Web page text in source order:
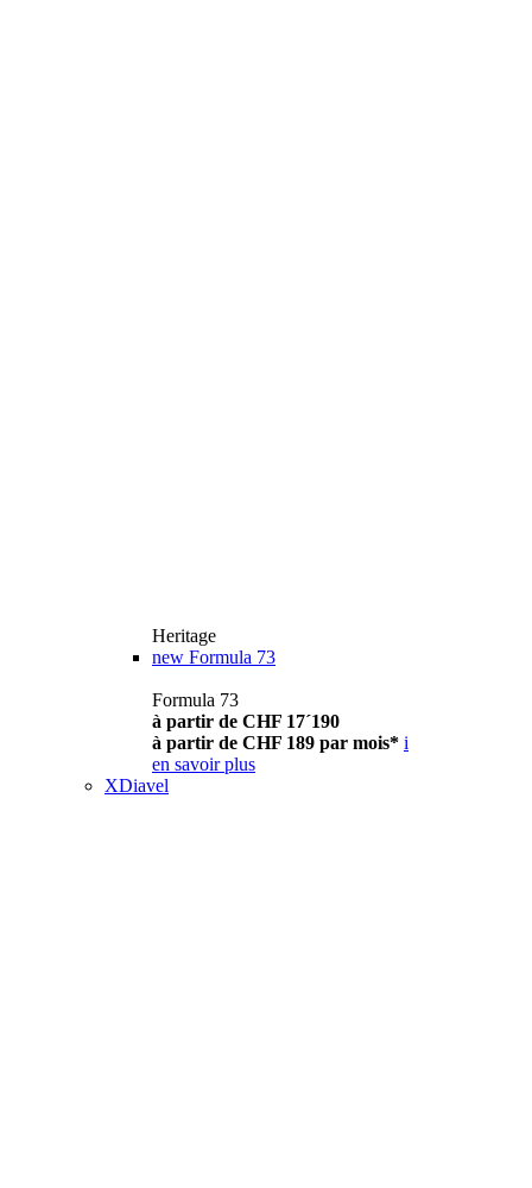
Heritage
new Formula 73
Formula 73
à partir de CHF 17´190
à partir de CHF 189 par mois* i
en savoir plus
XDiavel